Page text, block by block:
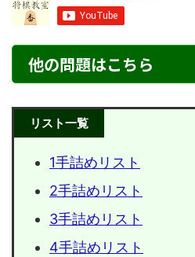
他の問題はこちら
リスト一覧
1手詰めリスト
2手詰めリスト
3手詰めリスト
4手詰めリスト